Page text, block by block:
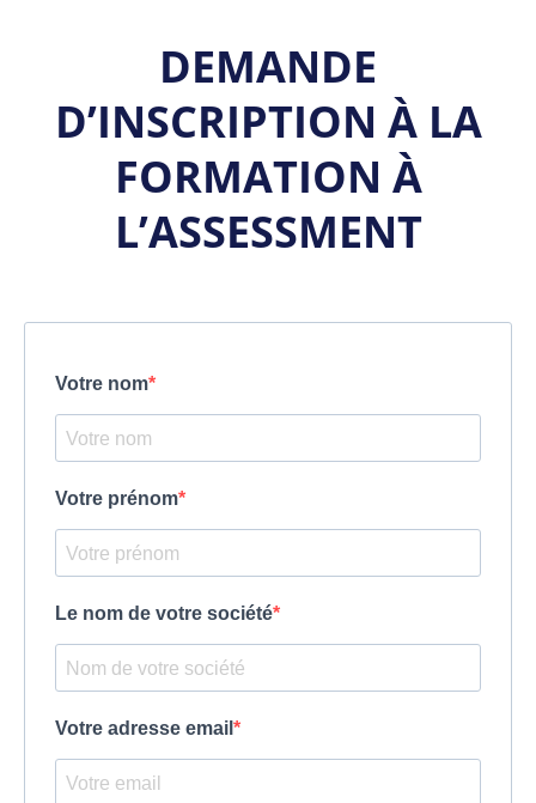
DEMANDE
D’INSCRIPTION À LA
FORMATION À
L’ASSESSMENT
Votre nom
Votre prénom
Le nom de votre société
Votre adresse email